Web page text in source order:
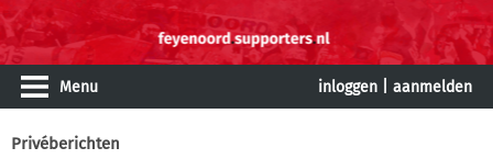
Menu inloggen aanmelden
Privéberichten